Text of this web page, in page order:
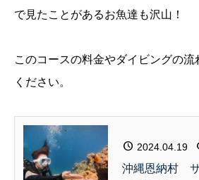
で見たことがあるお魚達も沢山！
このコースの料金やダイビングの
ください。
2024.04.19
沖縄恩納村